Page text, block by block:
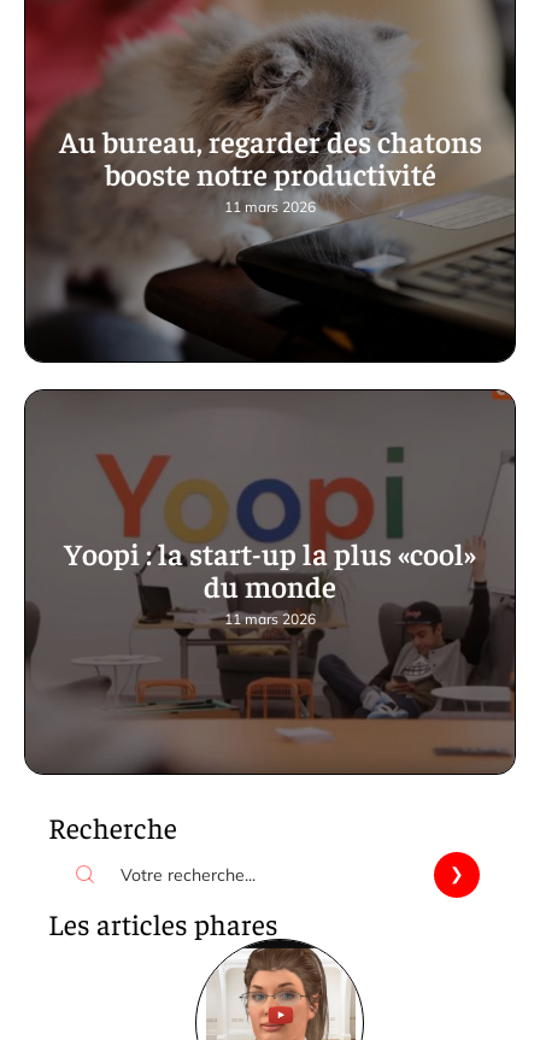
Au bureau, regarder des chatons
booste notre productivité
11 mars 2026
Yoopi : la start-up la plus «cool»
du monde
11 mars 2026
Recherche
Les articles phares